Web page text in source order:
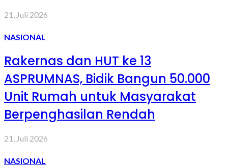
21, Juli 2026
NASIONAL
Rakernas dan HUT ke 13
ASPRUMNAS, Bidik Bangun 50.000
Unit Rumah untuk Masyarakat
Berpenghasilan Rendah
21, Juli 2026
NASIONAL